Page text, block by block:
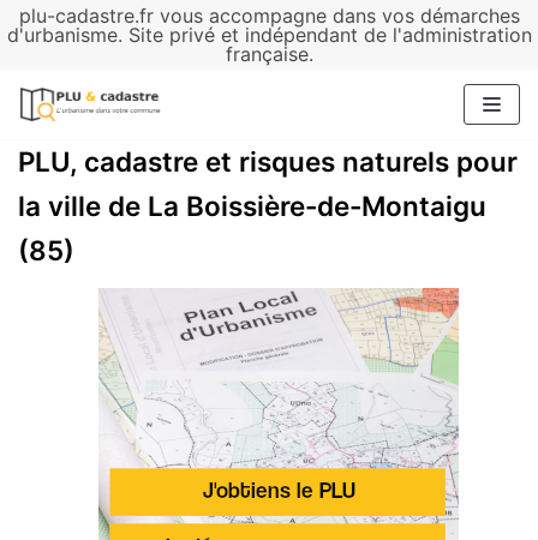
plu-cadastre.fr vous accompagne dans vos démarches
d'urbanisme. Site privé et indépendant de l'administration
française.
Aller
contenu
PLU, cadastre et risques naturels pour
la ville de La Boissière-de-Montaigu
(85)